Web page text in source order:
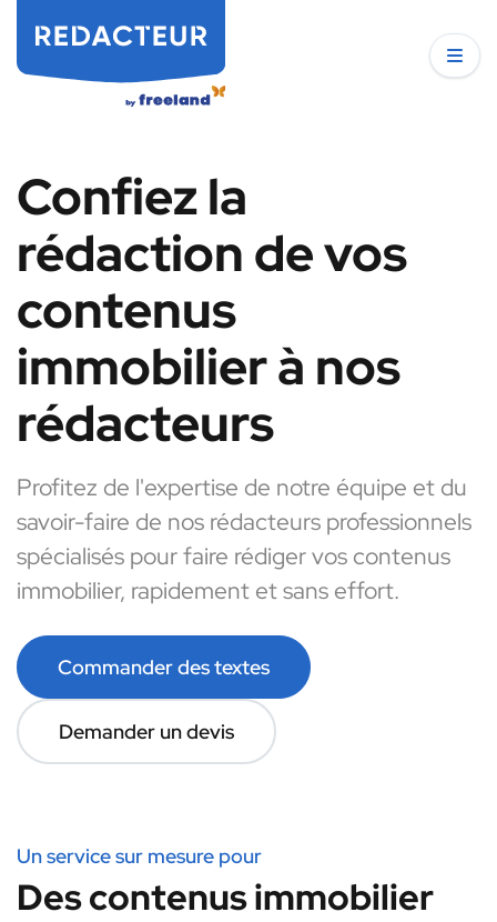
Confiez la
rédaction de vos
contenus
immobilier à nos
rédacteurs
Profitez de l'expertise de notre équipe et du
savoir-faire de nos rédacteurs professionnels
spécialisés pour faire rédiger vos contenus
immobilier, rapidement et sans effort.
Commander des textes
Demander un devis
Un service sur mesure pour
Des contenus immobilier